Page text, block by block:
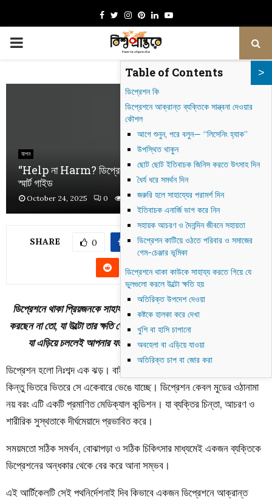
Facebook
TwitterInstagram
Pinterest
LinkedinYoutube
PRIMARY
যাপন
“Help না Harm? ডিপ্রেশনে থাকা প্রিয়জনকে সাপোর্ট দেওয়ার
স্মার্ট গাইড
October 24, 2025 0 410
SHARE 0
ডিপ্রেশনে থাকা প্রিয়জনকে সাহায্য করতে গিয়ে না জেনে এমন কিছু বলছেন বা
করছেন না তো, যা উল্টো তার ক্ষতি ডেকে আনছে?জেনে নিন সেই গোপন ভুলগুলো,
যা এড়িয়ে চললেই আপনার যত্ন হবে তার জন্য সত্যিকারের সান্ত্বনা।
ডিপ্রেশন হলো নিঃশব্দ এক ঝড়। বাইরে থেকে একজন মানুষ হাসছে, কাজ করছে
কিন্তু ভিতরে ভিতরে সে একেবারে ভেঙে যাচ্ছে। ডিপ্রেশন কেবল মুডের ওঠানামা
নয় বরং এটি একটি প্রমাণিত মেডিক্যাল কন্ডিশন। যা ব্যক্তির চিন্তা, আচরণ ও
শারীরিক সুস্থতাকে দীর্ঘমেয়াদে প্রভাবিত করে।
সময়মতো সঠিক সমর্থন, বোঝাপড়া ও সঠিক চিকিৎসার মাধ্যমেই একজন ব্যক্তিকে
ডিপ্রেশনের অন্ধকার থেকে বের করে আনা সম্ভব।
এই আর্টিকেলটি সেই পথনির্দেশনাই দিব কিভাবে একজন ডিপ্রেশনে আক্রান্ত
Table of Contents
ডিপ্রেশন কি
ডিপ্রেশনে আক্রান্ত ব্যক্তিকে সান্ত্বনা দেওয়ার
কৌশল
আগে শুনুন, পরে বলুন— “লিসেনিং হ্যাক”
উপস্থিত থাকুন
ছোট ছোট ইতিবাচক জিনিস করতে উৎসাহ দিন
ধৈর্য ধরে সমর্থন দিন
জরুরি হলে সাহায্যের পরামর্শ দিন
ইতিবাচক এনার্জি ভাগ করে নিন
সহায়ক আচরণ ও দৈনন্দিন জীবনে সহায়তা
ডিপ্রেশন কাটিয়ে ওঠতে পরিবার ও সমাজের
গেম-চেঞ্জার ভূমিকা
ডিপ্রেশনে থাকা কাউকে সাহায্য করতে গিয়ে যে
ভুলগুলো করলে উল্টো ক্ষতি হয়
অতিরিক্ত উপদেশ দেওয়া
কষ্টকে হালকা করে দেখা
খুশি বা হাসি চাপানো
অবহেলা বা এড়িয়ে যাওয়া
অতিরিক্ত চাপ বা জোর করা